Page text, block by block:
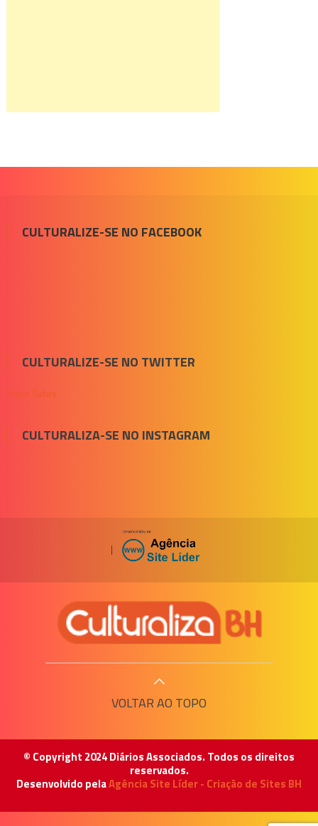
CULTURALIZE-SE NO FACEBOOK
CULTURALIZE-SE NO TWITTER
Meus Tuítes
CULTURALIZA-SE NO INSTAGRAM
|
VOLTAR AO TOPO
© Copyright 2024 Diários Associados. Todos os direitos
reservados.
Desenvolvido pelaAgência Site Líder - Criação de Sites BH